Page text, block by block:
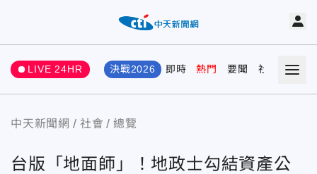
LIVE 24HR 決戰2026 即時 熱門 要聞 社會 娛樂
中天新聞網 社會 總覽
台版「地面師」！地政士勾結資產公